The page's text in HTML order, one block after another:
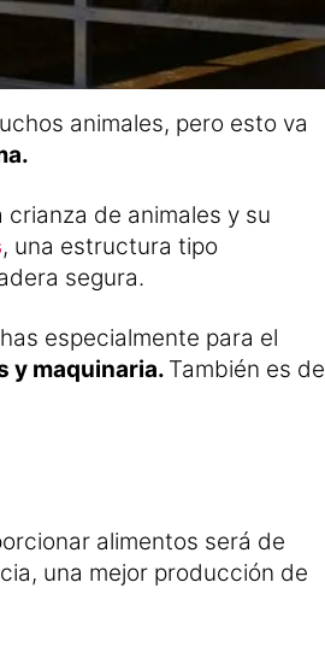
animales, pero esto va
de animales y su
, una estructura tipo
segura.
especialmente para el
y maquinaria. También es de
alimentos será de
una mejor producción de